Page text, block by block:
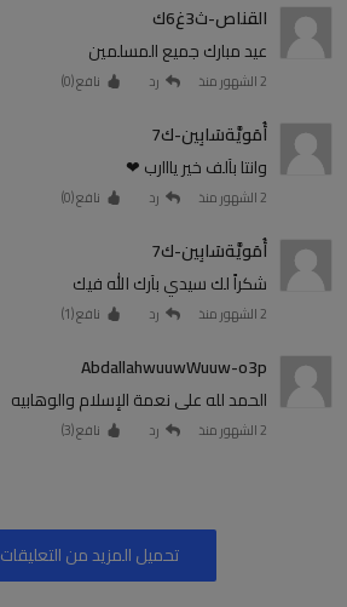
القناص-ث3غ6ك
عيد مبارك جميع المسلمين
2 الشهور منذ رد نافع (0
)
أُمَويَّةسَابِين-ك7
وانتا بآلف خير يااارب ❤
2 الشهور منذ رد نافع (0
)
أُمَويَّةسَابِين-ك7
شكراً لك سيدي بآرك الله فيك
2 الشهور منذ رد نافع (1
)
AbdallahwuuwWuuw-o3p
الحمد لله على نعمة الإسلام والوهابيه
2 الشهور منذ رد نافع (3
)
تحميل المزيد من التعليقات